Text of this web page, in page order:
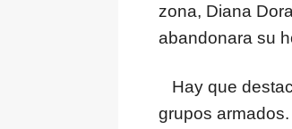
zona, Diana
abandonara su
Hay que
grupos